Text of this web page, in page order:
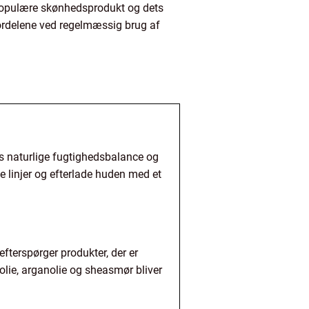
skønhedsprodukt og dets
ved regelmæssig brug af
naturlige fugtighedsbalance og
linjer og efterlade huden med et
produkter, der er
arganolie og sheasmør bliver